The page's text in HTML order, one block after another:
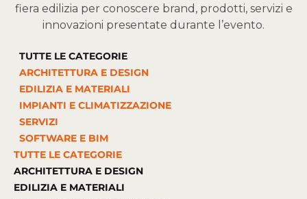
fiera edilizia per conoscere brand, prodotti, servizi e
innovazioni presentate durante l’evento.
TUTTE LE CATEGORIE
ARCHITETTURA E DESIGN
EDILIZIA E MATERIALI
IMPIANTI E CLIMATIZZAZIONE
SERVIZI
SOFTWARE E BIM
TUTTE LE CATEGORIE
ARCHITETTURA E DESIGN
EDILIZIA E MATERIALI